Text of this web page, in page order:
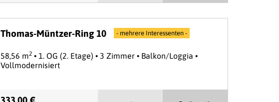
Thomas-Müntzer-Ring 10 - mehrere Interessenten -
58,56 m2• 1. OG (2. Etage) • 3 Zimmer • Balkon/Loggia •
Vollmodernisiert